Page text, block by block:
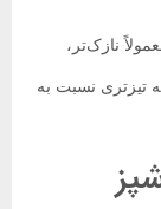
نازک‌تر،
تیزتری نسبت به